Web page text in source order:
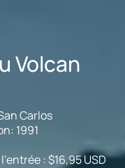
Volcan
Carlos
1991
: $16,95 USD